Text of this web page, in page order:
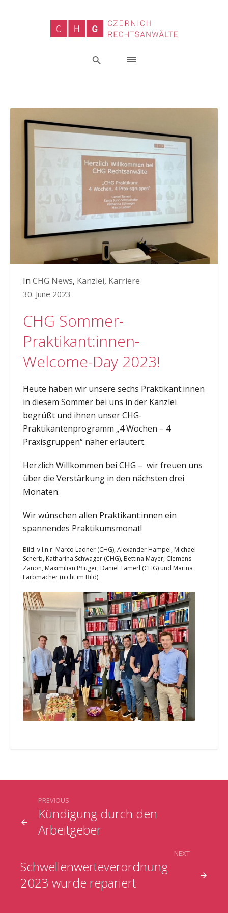
In CHG News, Kanzlei, Karriere
30. June 2023
CHG Sommer-
Praktikant:innen-
Welcome-Day 2023!
Heute haben wir unsere sechs Praktikant:innen
in diesem Sommer bei uns in der Kanzlei
begrüßt und ihnen unser CHG-
Praktikantenprogramm „4 Wochen – 4
Praxisgruppen“ näher erläutert.
Herzlich Willkommen bei CHG – wir freuen uns
über die Verstärkung in den nächsten drei
Monaten.
Wir wünschen allen Praktikant:innen ein
spannendes Praktikumsmonat!
Bild: v.l.n.r: Marco Ladner (CHG), Alexander Hampel, Michael
Scherb, Katharina Schwager (CHG), Bettina Mayer, Clemens
Zanon, Maximilian Pfluger, Daniel Tamerl (CHG) und Marina
Farbmacher (nicht im Bild)
Kündigung durch den
Arbeitgeber
PREVIOUS
Schwellenwerteverordnung
2023 wurde repariert
NEXT